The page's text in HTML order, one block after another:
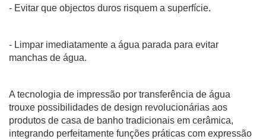
- Evitar que objectos duros risquem a superfície.
- Limpar imediatamente a água parada para evitar
manchas de água.
A tecnologia de impressão por transferência de água
trouxe possibilidades de design revolucionárias aos
produtos de casa de banho tradicionais em cerâmica,
integrando perfeitamente funções práticas com expressão